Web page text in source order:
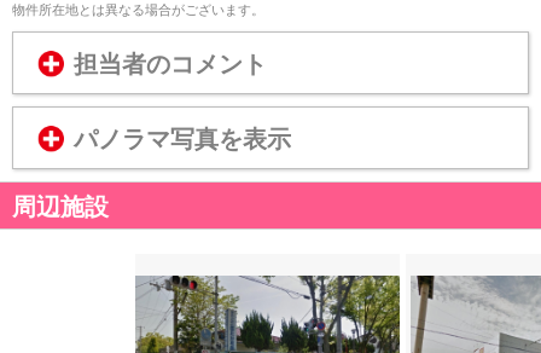
物件所在地とは異なる場合がございます。
担当者のコメント
パノラマ写真を表示
周辺施設